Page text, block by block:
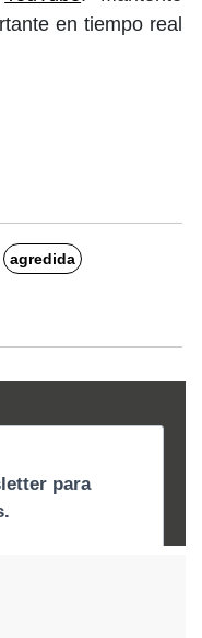
en tiempo real
agredida